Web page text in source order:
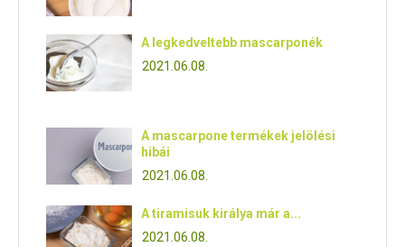
A legkedveltebb mascarponék
2021.06.08.
A mascarpone termékek jelölési
hibái
2021.06.08.
A tiramisuk királya már a...
2021.06.08.